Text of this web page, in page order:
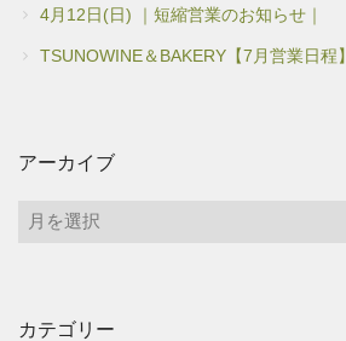
4月12日(日) ｜短縮営業のお知らせ｜
TSUNOWINE＆BAKERY【7月営業日程】
アーカイブ
ア
ブ
カテゴリー